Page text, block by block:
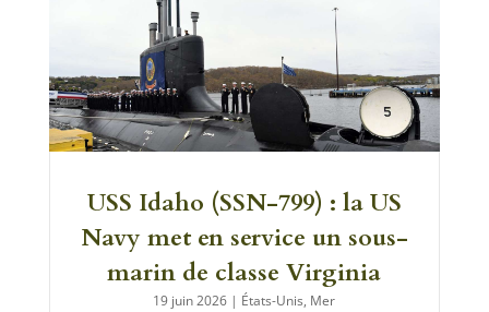
USS Idaho (SSN-799) : la US
Navy met en service un sous-
marin de classe Virginia
19 juin 2026 | États-Unis, Mer